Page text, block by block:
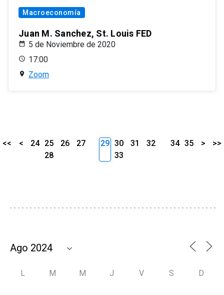
Macroeconomía
Juan M. Sanchez, St. Louis FED
5 de Noviembre de 2020
17:00
Zoom
<< < 24 25 26
27
28
29 30 31
32
33
34 35 > >>
L M M J V S D